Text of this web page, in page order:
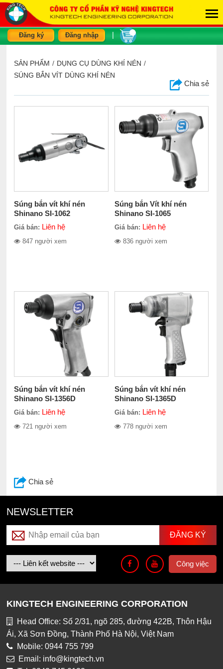
Đăng ký Đăng nhập
SẢN PHẨM / DỤNG CỤ DÙNG KHÍ NÉN /
SÚNG BẮN VÍT DÙNG KHÍ NÉN
Chia sẻ
Súng bắn vít khí nén
Shinano SI-1062
Giá bán: Liên hệ
847 người xem
Súng bắn Vít khí nén
Shinano SI-1065
Giá bán: Liên hệ
836 người xem
Súng bắn vít khí nén
Shinano SI-1356D
Giá bán: Liên hệ
721 người xem
Súng bắn vít khí nén
Shinano SI-1365D
Giá bán: Liên hệ
778 người xem
Chia sẻ
NEWSLETTER
Công việc
KINGTECH ENGINEERING CORPORATION
Head Office: Số 2/31, ngõ 285, đường 422B, Thôn Hậu
Ái, Xã Sơn Đồng, Thành Phố Hà Nội, Việt Nam
Mobile: 0944 755 799
Email: info@kingtech.vn